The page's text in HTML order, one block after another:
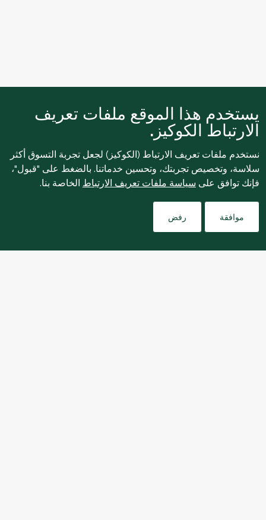
يستخدم هذا الموقع ملفات تعريف
الارتباط الكوكيز.
نستخدم ملفات تعريف الارتباط (الكوكيز) لجعل تجربة التسوق أكثر
سلاسة، وتخصيص تجربتك، وتحسين خدماتنا. بالضغط على "قبول"،
فإنك توافق على سياسة ملفات تعريف الارتباط الخاصة بنا.
موافقة رفض